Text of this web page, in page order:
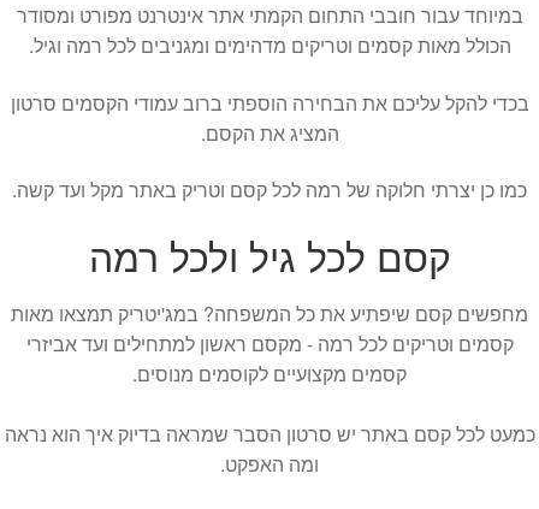
במיוחד עבור חובבי התחום הקמתי אתר אינטרנט מפורט ומסודר
הכולל מאות קסמים וטריקים מדהימים ומגניבים לכל רמה וגיל.
בכדי להקל עליכם את הבחירה הוספתי ברוב עמודי הקסמים סרטון
המציג את הקסם.
כמו כן יצרתי חלוקה של רמה לכל קסם וטריק באתר מקל ועד קשה.
קסם לכל גיל ולכל רמה
מחפשים קסם שיפתיע את כל המשפחה? במג'יטריק תמצאו מאות
קסמים וטריקים לכל רמה - מקסם ראשון למתחילים ועד אביזרי
קסמים מקצועיים לקוסמים מנוסים.
כמעט לכל קסם באתר יש סרטון הסבר שמראה בדיוק איך הוא נראה
ומה האפקט.